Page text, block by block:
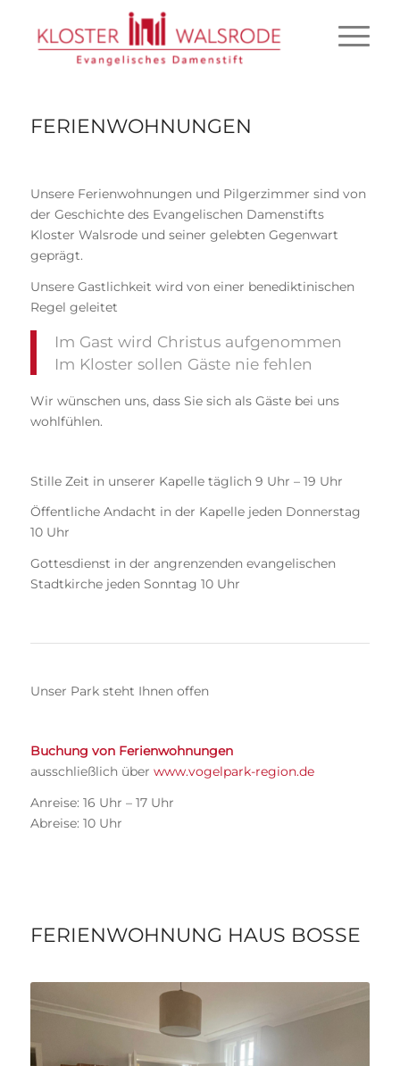
FERIENWOHNUNGEN
Unsere Ferienwohnungen und Pilgerzimmer sind von
der Geschichte des Evangelischen Damenstifts
Kloster Walsrode und seiner gelebten Gegenwart
geprägt.
Unsere Gastlichkeit wird von einer benediktinischen
Regel geleitet
Im Gast wird Christus aufgenommen
Im Kloster sollen Gäste nie fehlen
Wir wünschen uns, dass Sie sich als Gäste bei uns
wohlfühlen.
Stille Zeit in unserer Kapelle täglich 9 Uhr – 19 Uhr
Öffentliche Andacht in der Kapelle jeden Donnerstag
10 Uhr
Gottesdienst in der angrenzenden evangelischen
Stadtkirche jeden Sonntag 10 Uhr
Unser Park steht Ihnen offen
Buchung von Ferienwohnungen
ausschließlich über www.vogelpark-region.de
Anreise: 16 Uhr – 17 Uhr
Abreise: 10 Uhr
FERIENWOHNUNG HAUS BOSSE